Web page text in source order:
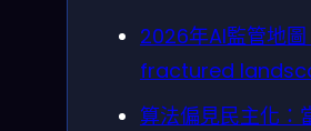
2026年AI監管地
fractured
算法偏見民主化：